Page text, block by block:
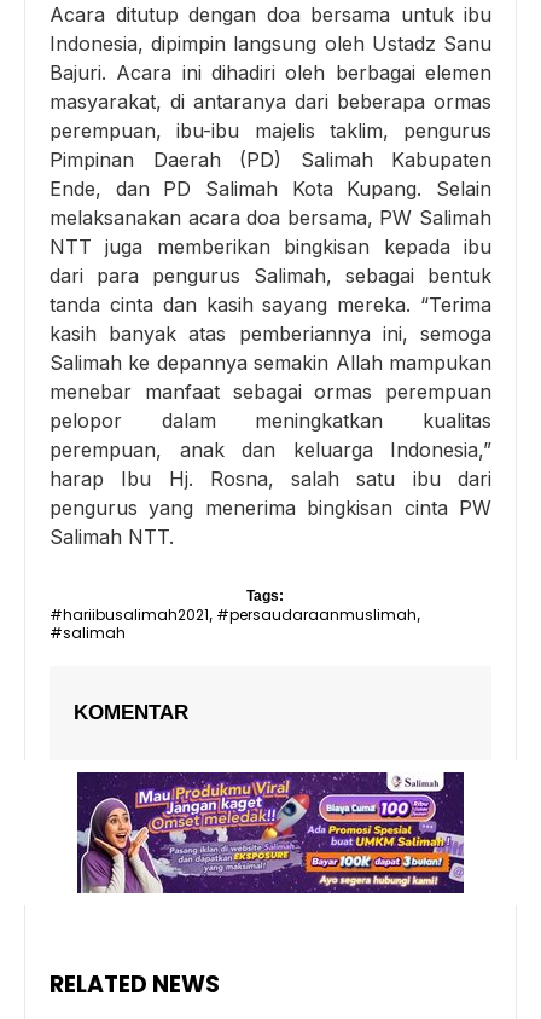
Acara ditutup dengan doa bersama untuk ibu
Indonesia, dipimpin langsung oleh Ustadz Sanu
Bajuri. Acara ini dihadiri oleh berbagai elemen
masyarakat, di antaranya dari beberapa ormas
perempuan, ibu-ibu majelis taklim, pengurus
Pimpinan Daerah (PD) Salimah Kabupaten
Ende, dan PD Salimah Kota Kupang. Selain
melaksanakan acara doa bersama, PW Salimah
NTT juga memberikan bingkisan kepada ibu
dari para pengurus Salimah, sebagai bentuk
tanda cinta dan kasih sayang mereka. “Terima
kasih banyak atas pemberiannya ini, semoga
Salimah ke depannya semakin Allah mampukan
menebar manfaat sebagai ormas perempuan
pelopor dalam meningkatkan kualitas
perempuan, anak dan keluarga Indonesia,”
harap Ibu Hj. Rosna, salah satu ibu dari
pengurus yang menerima bingkisan cinta PW
Salimah NTT.
Tags:
#hariibusalimah2021, #persaudaraanmuslimah,
#salimah
KOMENTAR
RELATED NEWS